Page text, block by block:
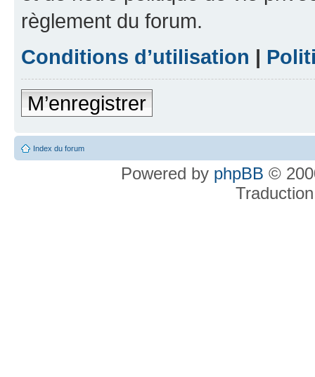
règlement du forum.
Conditions d’utilisation |
M’enregistrer
Index du forum
Powered by phpBB ©